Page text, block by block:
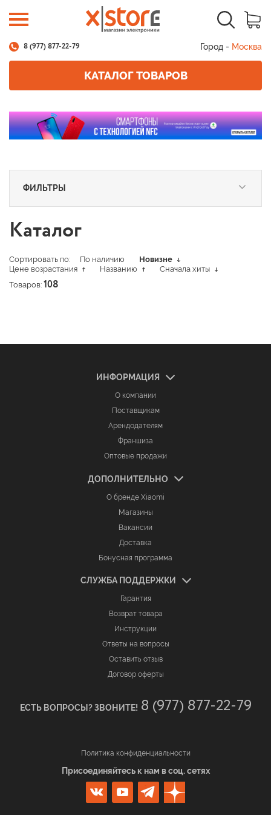
8 (977) 877-22-79 Город - Москва
КАТАЛОГ ТОВАРОВ
ФИЛЬТРЫ
Каталог
Сортировать по: По наличию
Новизне
Цене возрастания
Названию
Сначала хиты
Товаров: 108
ИНФОРМАЦИЯ
О компании
Поставщикам
Арендодателям
Франшиза
Оптовые продажи
ДОПОЛНИТЕЛЬНО
О бренде Xiaomi
Магазины
Вакансии
Доставка
Бонусная программа
СЛУЖБА ПОДДЕРЖКИ
Гарантия
Возврат товара
Инструкции
Ответы на вопросы
Оставить отзыв
Договор оферты
ЕСТЬ ВОПРОСЫ? ЗВОНИТЕ! 8 (977) 877-22-79
Политика конфиденциальности
Присоединяйтесь к нам в соц. сетях